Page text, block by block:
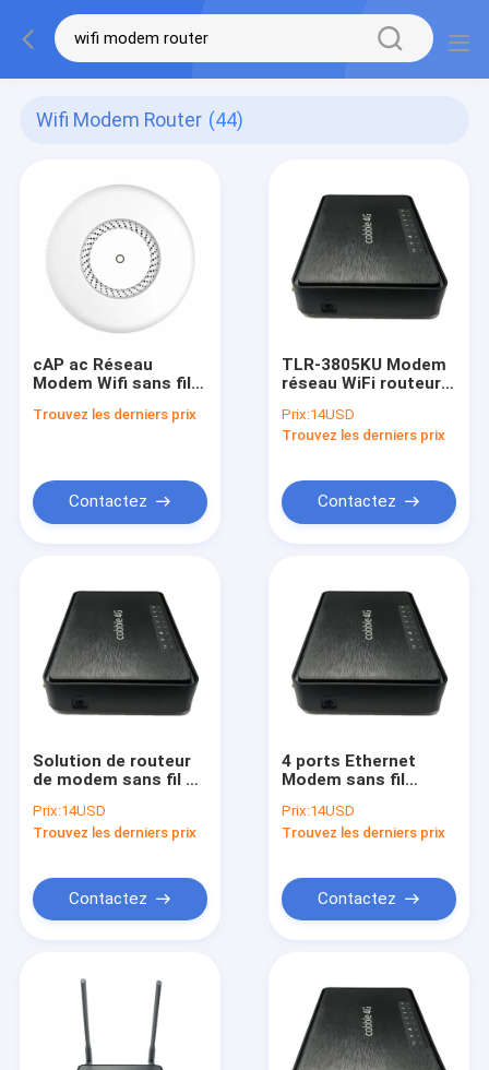
Wifi Modem Router (44)
cAP ac Réseau
Modem Wifi sans fil
point d'accès sans fil
Trouvez les derniers prix
Contactez
TLR-3805KU Modem
réseau WiFi routeur
LAN et WAN
Prix:14USD
Trouvez les derniers prix
Contactez
Solution de routeur
de modem sans fil de
Connexion Internet
rapide et stable
Prix:14USD
Trouvez les derniers prix
Contactez
4 ports Ethernet
Modem sans fil
WiFi Standard 1200
Mbps Modem intégré
Prix:14USD
Trouvez les derniers prix
Contactez